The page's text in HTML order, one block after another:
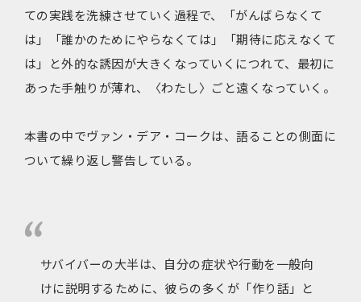
ての実践を洗練させていく過程で、「がんばらなくて
は」「誰かのためにやらなくては」「期待に応えなくて
は」と外的な誘因が大きくなっていくにつれて、最初に
あった手触りが薄れ、〈わたし〉ごと遠くなっていく。
本書の中でヴァン・デア・コークは、語ることの側面に
ついて繰り返し警告している。
サバイバーの大半は、自分の症状や行動を一般向
けに説明するために、彼らの多くが「作り話」と